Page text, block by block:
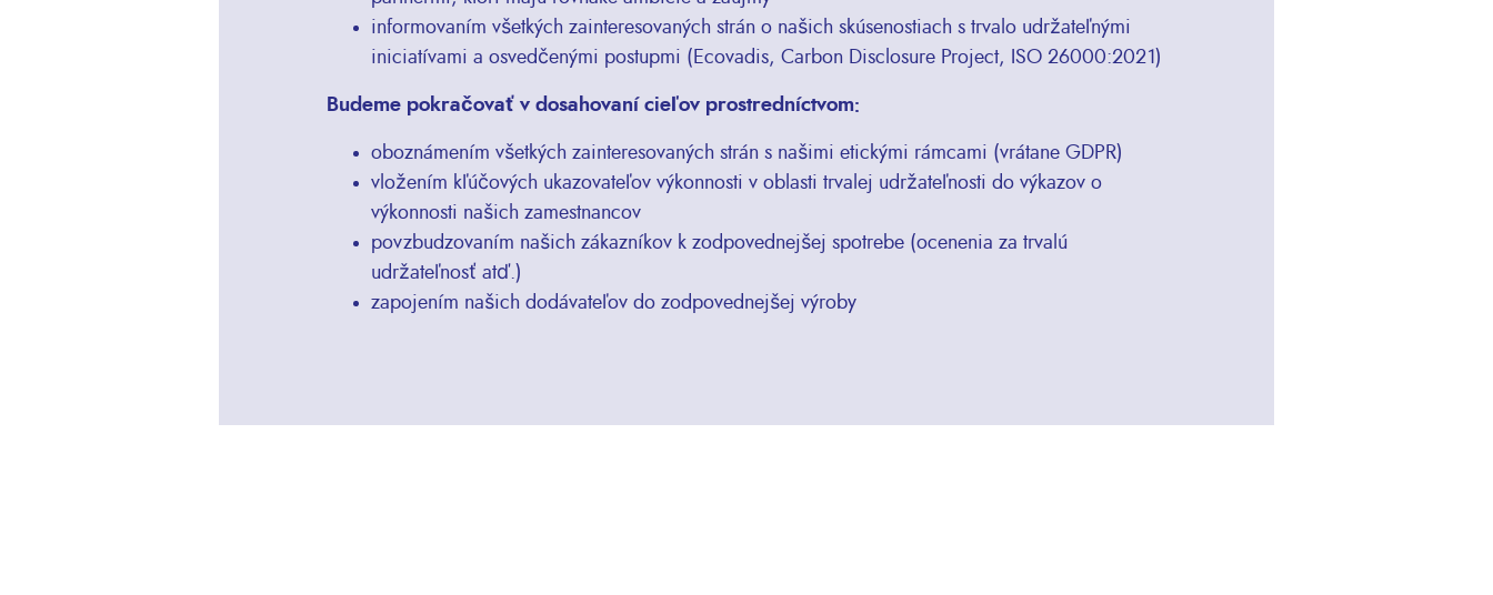
informovaním všetkých zainteresovaných strán o našich skúsenostiach s trvalo udržateľnými
iniciatívami a osvedčenými postupmi (Ecovadis, Carbon Disclosure Project, ISO 26000:2021)
Budeme pokračovať v dosahovaní cieľov prostredníctvom:
oboznámením všetkých zainteresovaných strán s našimi etickými rámcami (vrátane GDPR)
vložením kľúčových ukazovateľov výkonnosti v oblasti trvalej udržateľnosti do výkazov o
výkonnosti našich zamestnancov
povzbudzovaním našich zákazníkov k zodpovednejšej spotrebe (ocenenia za trvalú
udržateľnosť atď.)
zapojením našich dodávateľov do zodpovednejšej výroby